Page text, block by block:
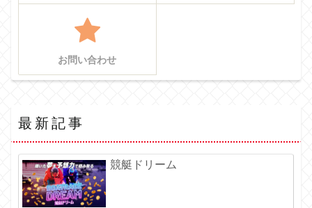
お問い合わせ
最新記事
競艇ドリーム